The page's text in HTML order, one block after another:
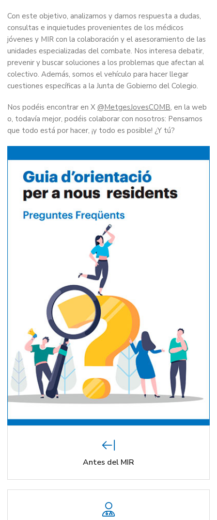
Con este objetivo, analizamos y damos respuesta a dudas,
consultas e inquietudes provenientes de los médicos
jóvenes y MIR con la colaboración y el asesoramiento de las
unidades especializadas del combate. Nos interesa debatir,
prevenir y buscar soluciones a los problemas que afectan al
colectivo. Además, somos el vehículo para hacer llegar
cuestiones específicas a la Junta de Gobierno del Colegio.
Nos podéis encontrar en X @MetgesJovesCOMB, en la web
o, todavía mejor, podéis colaborar con nosotros: Pensamos
que todo está por hacer, ¡y todo es posible! ¿Y tú?
Antes del MIR